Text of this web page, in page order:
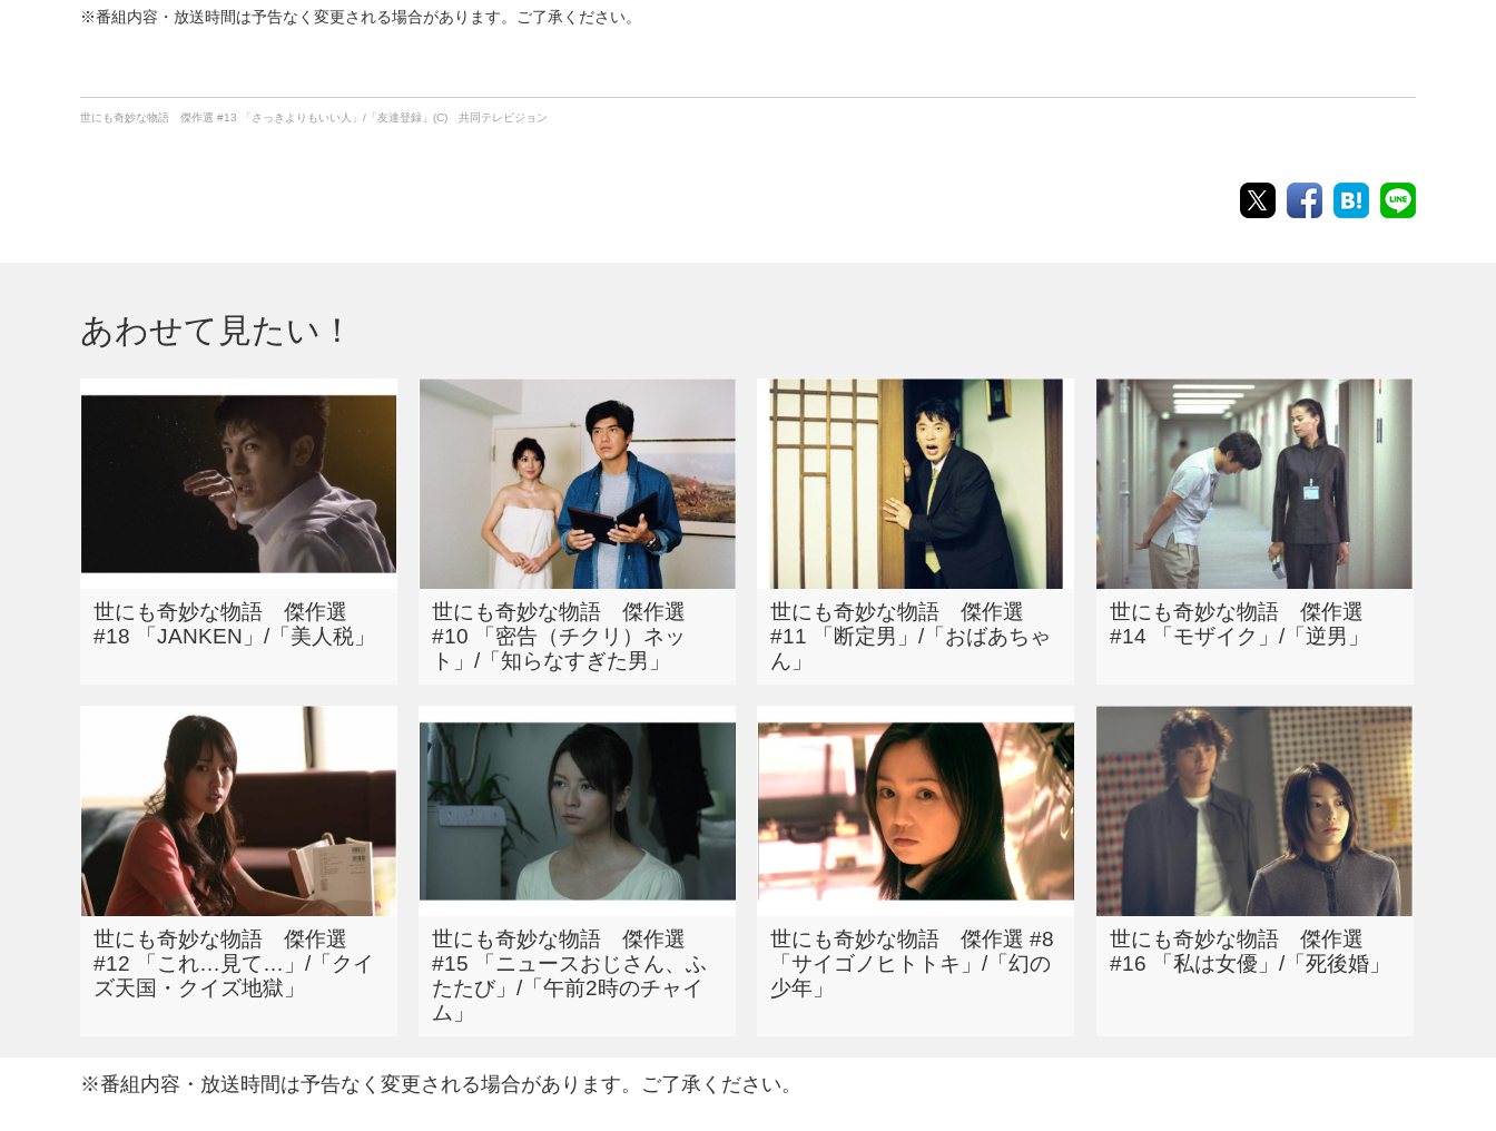
※番組内容・放送時間は予告なく変更される場合があります。ご了承ください。
世にも奇妙な物語 傑作選 #13 「さっきよりもいい人」/「友達登録」(C) 共同テレビジョン
あわせて見たい！
世にも奇妙な物語 傑作選
#18 「JANKEN」/「美人税」
世にも奇妙な物語 傑作選
#10 「密告（チクリ）ネッ
ト」/「知らなすぎた男」
世にも奇妙な物語 傑作選
#11 「断定男」/「おばあちゃ
ん」
世にも奇妙な物語 傑作選
#14 「モザイク」/「逆男」
世にも奇妙な物語 傑作選
#12 「これ…見て…」/「クイ
ズ天国・クイズ地獄」
世にも奇妙な物語 傑作選
#15 「ニュースおじさん、ふ
たたび」/「午前2時のチャイ
ム」
世にも奇妙な物語 傑作選 #8
「サイゴノヒトトキ」/「幻の
少年」
世にも奇妙な物語 傑作選
#16 「私は女優」/「死後婚」
※番組内容・放送時間は予告なく変更される場合があります。ご了承ください。